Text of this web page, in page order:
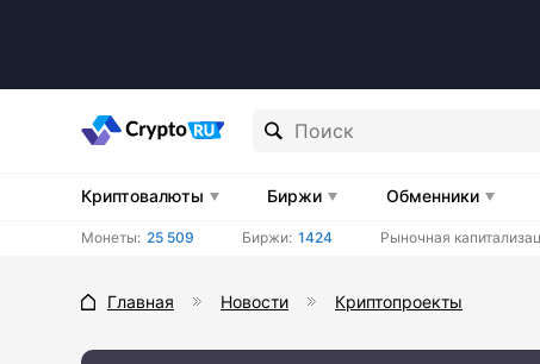
Криптовалюты Биржи Обменники
Монеты: 25 509 Биржи: 1424 Рыночная
Главная Новости Криптопроекты